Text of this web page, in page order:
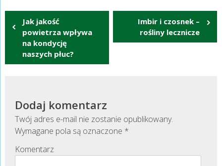
Nawigacja
wpisu
Jak jakość
powietrza wpływa
na kondycję
naszych płuc?
Imbir i czosnek –
rośliny lecznicze
Dodaj komentarz
Twój adres e-mail nie zostanie opublikowany.
Wymagane pola są oznaczone *
Komentarz